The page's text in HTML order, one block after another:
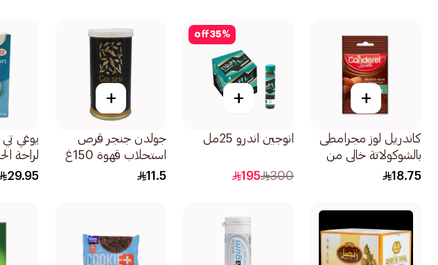
+
كاندريل لوز مجرامطى
بالشوكولاتة خالي من
السكر المضاف 40جرام
18.75
35%
off
+
انوجين اندرو 25مل
300
195
+
جولدن جنجر قرص
استحلاب قهوة 150غ
11.5
يوغي
لراحة
17×1.9جرام
29.95